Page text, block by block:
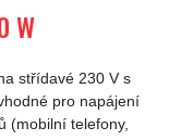
W
střídavé 230 V s
pro napájení
(mobilní telefony,